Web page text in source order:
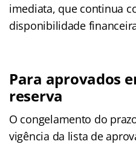
imediata, que continua
disponibilidade
Para aprovados
reserva
O congelamento do
vigência da lista de